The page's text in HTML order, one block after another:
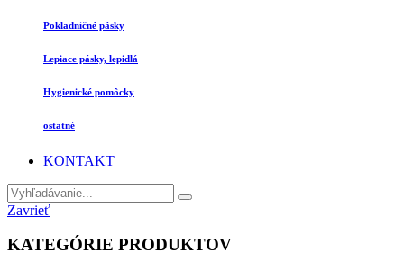
Pokladničné pásky
Lepiace pásky, lepidlá
Hygienické pomôcky
ostatné
KONTAKT
Zavrieť
KATEGÓRIE PRODUKTOV